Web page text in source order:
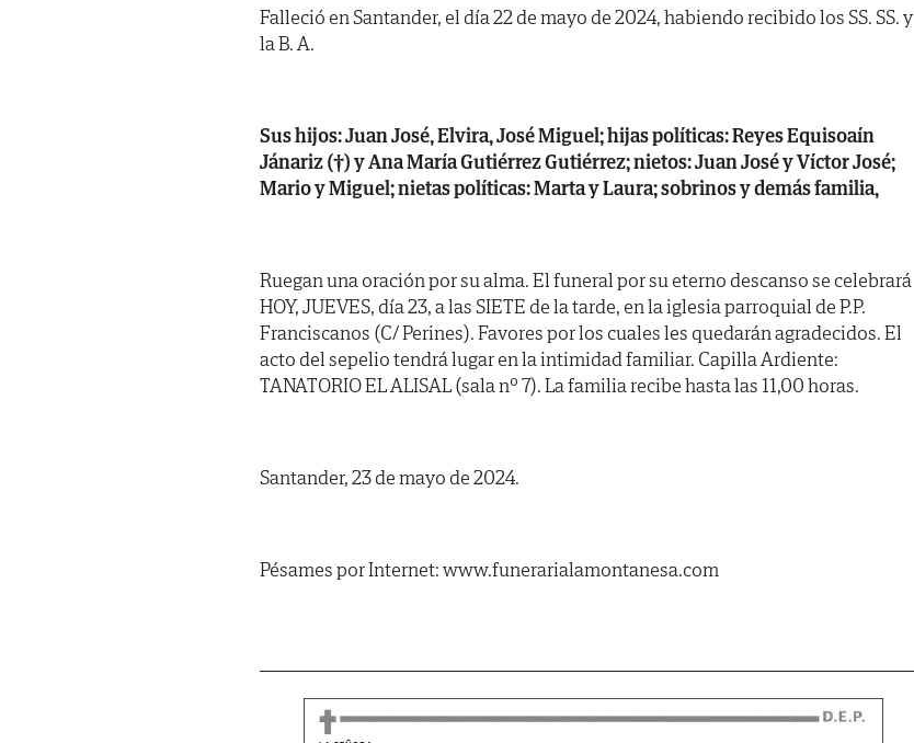
Falleció en Santander, el día 22 de mayo de 2024, habiendo recibido los SS. SS. y
la B. A.
Sus hijos: Juan José, Elvira, José Miguel; hijas políticas: Reyes Equisoaín
Jánariz (†) y Ana María Gutiérrez Gutiérrez; nietos: Juan José y Víctor José;
Mario y Miguel; nietas políticas: Marta y Laura; sobrinos y demás familia,
Ruegan una oración por su alma. El funeral por su eterno descanso se celebrará
HOY, JUEVES, día 23, a las SIETE de la tarde, en la iglesia parroquial de P.P.
Franciscanos (C/ Perines). Favores por los cuales les quedarán agradecidos. El
acto del sepelio tendrá lugar en la intimidad familiar. Capilla Ardiente:
TANATORIO EL ALISAL (sala nº 7). La familia recibe hasta las 11,00 horas.
Santander, 23 de mayo de 2024.
Pésames por Internet: www.funerarialamontanesa.com